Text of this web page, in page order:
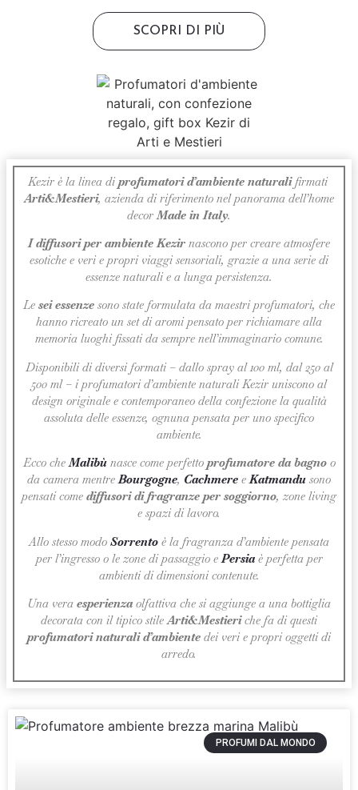
SCOPRI DI PIÙ
Kezir è la linea di profumatori d’ambiente naturalifirmati
Arti&Mestieri, azienda di riferimento nel panorama dell’home
decorMade in Italy.
I diffusori per ambiente Kezir nascono per creare atmosfere
esotiche e veri e propri viaggi sensoriali, grazie a una serie di
essenze naturali e a lunga persistenza.
Le sei essenze sono state formulata da maestri profumatori, che
hanno ricreato un set di aromi pensato per richiamare alla
memoria luoghi fissati da sempre nell’immaginario comune.
Disponibili di diversi formati – dallo spray al 100 ml, dal 250 al
500 ml – i profumatori d’ambiente naturali Kezir uniscono al
design originale e contemporaneo della confezione la qualità
assoluta delle essenze, ognuna pensata per uno specifico
ambiente.
Ecco cheMalibùnasce come perfetto profumatore da bagnoo
da camera mentreBourgogne, Cachmere eKatmandu sono
pensati come diffusori di fragranze per soggiorno, zone living
e spazi di lavoro.
Allo stesso modo Sorrento è la fragranza d’ambiente pensata
per l’ingresso o le zone di passaggio ePersiaè perfetta per
ambienti di dimensioni contenute.
Una vera esperienza olfattiva che si aggiunge a una bottiglia
decorata con il tipico stileArti&Mestieriche fa di questi
profumatori naturali d’ambiente dei veri e propri oggetti di
arredo.
PROFUMI DAL MONDO